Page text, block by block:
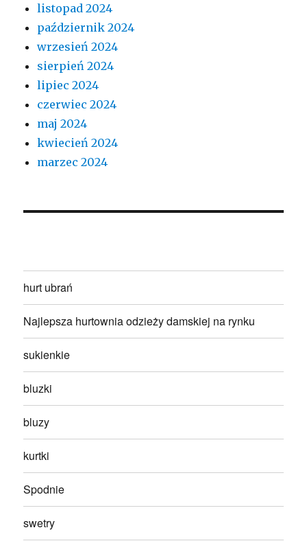
listopad 2024
październik 2024
wrzesień 2024
sierpień 2024
lipiec 2024
czerwiec 2024
maj 2024
kwiecień 2024
marzec 2024
hurt ubrań
Najlepsza hurtownia odzieży damskiej na rynku
sukienkie
bluzki
bluzy
kurtki
Spodnie
swetry